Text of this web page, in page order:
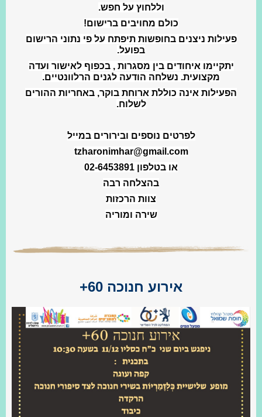
וללחוץ על חפש.
כולם מחויבים ברישום!
פעילות ניצנים בחופשות תיפתח על פי נתוני הרישום
בפועל.
יתקיימו איחודים בין מסגרות , בכפוף לאישור ועדה
מקצועית. נשלחה הודעה לגנים הרלוונטיים.
הפעילות אינה כוללת ארוחת בוקר, באחריות ההורים
לשלוח.
לפרטים נוספים ובירורים במייל
tzharonimhar@gmail.com
או בטלפון 02-6453891
בהצלחה רבה
צוות הרכזות
שירה ומוריה
אירוע חנוכה 60+